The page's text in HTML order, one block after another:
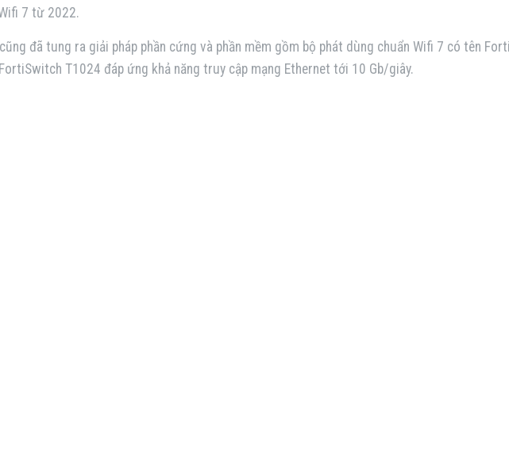
7 từ 2022.
đã tung ra giải pháp phần cứng và phần mềm gồm bộ phát dùng chuẩn Wifi 7 có tên
T1024 đáp ứng khả năng truy cập mạng Ethernet tới 10 Gb/giây.